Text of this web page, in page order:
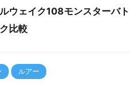
ウェイク108モンスターバト
比較
ルアー